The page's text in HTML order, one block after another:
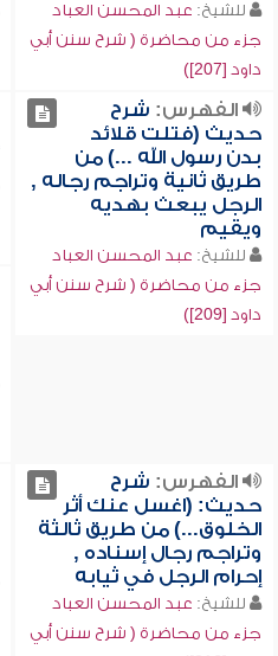
للشيخ: عبد المحسن العباد
جزء من محاضرة ( شرح سنن أبي
داود [207])
الفهرس: شرح
حديث (فتلت قلائد
بدن رسول الله ...) من
طريق ثانية وتراجم رجاله ,
الرجل يبعث بهديه
ويقيم
للشيخ: عبد المحسن العباد
جزء من محاضرة ( شرح سنن أبي
داود [209])
الفهرس: شرح
حديث: (اغسل عنك أثر
الخلوق...) من طريق ثالثة
وتراجم رجال إسناده ,
إحرام الرجل في ثيابه
للشيخ: عبد المحسن العباد
جزء من محاضرة ( شرح سنن أبي